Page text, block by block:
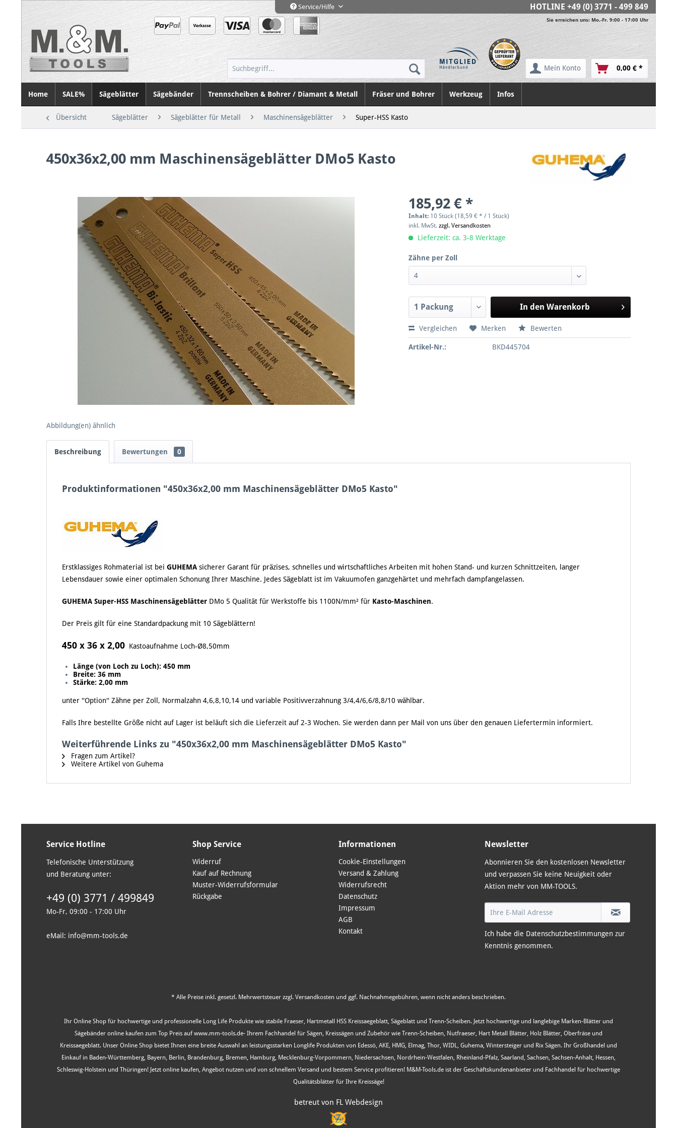
Service/Hilfe HOTLINE +49 (0) 3771 - 499 849
Sie erreichen uns: Mo.-Fr. 9:00 - 17:00 Uhr
Mein Konto 0,00 € *
Home SALE% Sägeblätter Sägebänder Trennscheiben & Bohrer / Diamant & Metall Fräser und Bohrer Werkzeug Infos
Übersicht Sägeblätter Sägeblätter für Metall Maschinensägeblätter Super-HSS Kasto
450x36x2,00 mm Maschinensägeblätter DMo5 Kasto
Abbildung(en) ähnlich
185,92 € *
Inhalt: 10 Stück (18,59 € * / 1 Stück)
inkl. MwSt.zzgl. Versandkosten
Lieferzeit: ca. 3-8 Werktage
Zähne per Zoll
In den Warenkorb
Vergleichen Merken Bewerten
Artikel-Nr.: BKD445704
Beschreibung Bewertungen 0
Produktinformationen "450x36x2,00 mm Maschinensägeblätter DMo5 Kasto"
Erstklassiges Rohmaterial ist bei GUHEMA sicherer Garant für präzises, schnelles und wirtschaftliches Arbeiten mit hohen Stand- und kurzen Schnittzeiten, langer
Lebensdauer sowie einer optimalen Schonung Ihrer Maschine. Jedes Sägeblatt ist im Vakuumofen ganzgehärtet und mehrfach dampfangelassen.
GUHEMA Super-HSS Maschinensägeblätter DMo 5 Qualität für Werkstoffe bis 1100N/mm² für Kasto-Maschinen.
Der Preis gilt für eine Standardpackung mit 10 Sägeblättern!
450 x 36 x 2,00 Kastoaufnahme Loch-Ø8,50mm
Länge (von Loch zu Loch): 450 mm
Breite: 36 mm
Stärke: 2,00 mm
unter ''Option'' Zähne per Zoll, Normalzahn 4,6,8,10,14 und variable Positivverzahnung 3/4,4/6,6/8,8/10 wählbar.
Falls Ihre bestellte Größe nicht auf Lager ist beläuft sich die Lieferzeit auf 2-3 Wochen. Sie werden dann per Mail von uns über den genauen Liefertermin informiert.
Weiterführende Links zu "450x36x2,00 mm Maschinensägeblätter DMo5 Kasto"
Fragen zum Artikel?
Weitere Artikel von Guhema
Service Hotline
Telefonische Unterstützung
und Beratung unter:
+49 (0) 3771 / 499849
Mo-Fr, 09:00 - 17:00 Uhr
eMail: info@mm-tools.de
Shop Service
Widerruf
Kauf auf Rechnung
Muster-Widerrufsformular
Rückgabe
Informationen
Cookie-Einstellungen
Versand & Zahlung
Widerrufsrecht
Datenschutz
Impressum
AGB
Kontakt
Newsletter
Abonnieren Sie den kostenlosen Newsletter
und verpassen Sie keine Neuigkeit oder
Aktion mehr von MM-TOOLS.
Ich habe die Datenschutzbestimmungen zur
Kenntnis genommen.
* Alle Preise inkl. gesetzl. Mehrwertsteuer zzgl. Versandkosten und ggf. Nachnahmegebühren, wenn nicht anders beschrieben.
Ihr Online Shop für hochwertige und professionelle Long Life Produkte wie stabile Fraeser, Hartmetall HSS Kreissaegeblatt, Sägeblatt und Trenn-Scheiben. Jetzt hochwertige und langlebige Marken-Blätter und
Sägebänder online kaufen zum Top Preis auf www.mm-tools.de- Ihrem Fachhandel für Sägen, Kreissägen und Zubehör wie Trenn-Scheiben, Nutfraeser, Hart Metall Blätter, Holz Blätter, Oberfräse und
Kreissaegeblatt. Unser Online Shop bietet Ihnen eine breite Auswahl an leistungsstarken Longlife Produkten von Edessö, AKE, HMG, Elmag, Thor, WIDL, Guhema, Wintersteiger und Rix Sägen. Ihr Großhandel und
Einkauf in Baden-Württemberg, Bayern, Berlin, Brandenburg, Bremen, Hamburg, Mecklenburg-Vorpommern, Niedersachsen, Nordrhein-Westfalen, Rheinland-Pfalz, Saarland, Sachsen, Sachsen-Anhalt, Hessen,
Schleswig-Holstein und Thüringen! Jetzt online kaufen, Angebot nutzen und von schnellem Versand und bestem Service profitieren! M&M-Tools.de ist der Geschäftskundenanbieter und Fachhandel für hochwertige
Qualitätsblätter für Ihre Kreissäge!
betreut von FL Webdesign